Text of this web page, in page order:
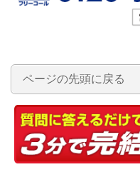
ページの先頭に戻る